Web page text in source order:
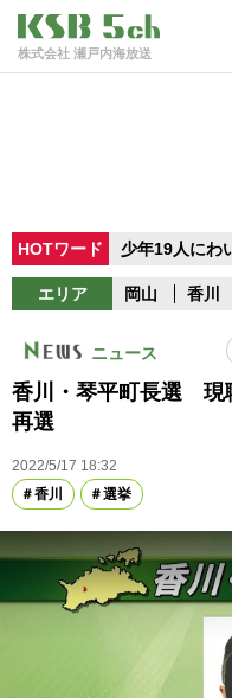
株式会社 瀬戸内海放送
HOTワード 少年19人にわ
エリア 岡山 香川
ニュース
香川・琴平町長選 現
再選
2022/5/17 18:32
香川
選挙